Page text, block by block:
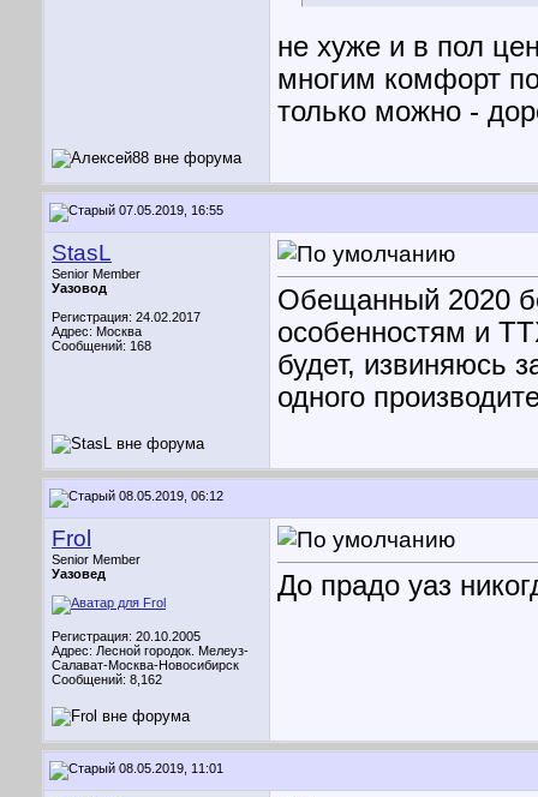
не хуже и в пол
многим комфорт
только можно -
07.05.2019, 16:55
StasL
Senior Member
Уазовод
Регистрация: 24.02.2017
Адрес: Москва
Сообщений: 168
Обещанный 2020
особенностям и
будет, извиняюсь
одного
08.05.2019, 06:12
Frol
Senior Member
Уазовед
Регистрация: 20.10.2005
Адрес: Лесной городок. Мелеуз-
Салават-Москва-Новосибирск
Сообщений: 8,162
До прадо уаз
08.05.2019, 11:01